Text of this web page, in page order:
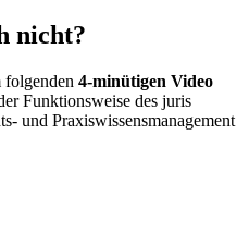
nicht?
folgenden 4-minütigen Video
Funktionsweise des juris
und Praxiswissensmanagement